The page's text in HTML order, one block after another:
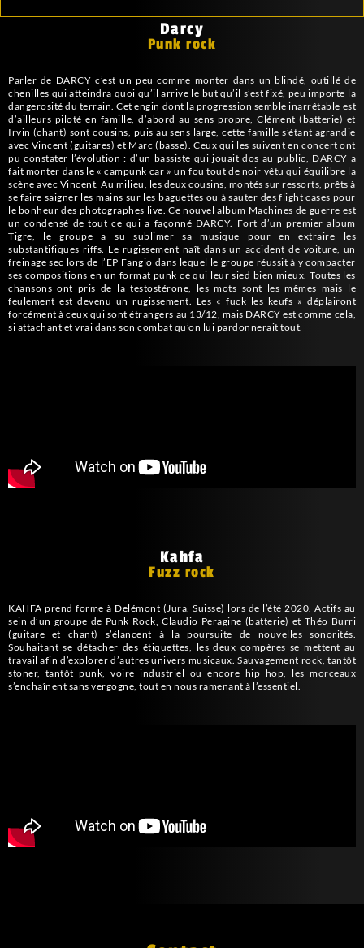
Darcy
Punk rock
Parler de DARCY c’est un peu comme monter dans un blindé, outillé de
chenilles qui atteindra quoi qu’il arrive le but qu’il s’est fixé, peu importe la
dangerosité du terrain. Cet engin dont la progression semble inarrêtable est
d’ailleurs piloté en famille, d’abord au sens propre, Clément (batterie) et
Irvin (chant) sont cousins, puis au sens large, cette famille s’étant agrandie
avec Vincent (guitares) et Marc (basse). Ceux qui les suivent en concert ont
pu constater l’évolution : d’un bassiste qui jouait dos au public, DARCY a
fait monter dans le « campunk car » un fou tout de noir vêtu qui équilibre la
scène avec Vincent. Au milieu, les deux cousins, montés sur ressorts, prêts à
se faire saigner les mains sur les baguettes ou à sauter des flight cases pour
le bonheur des photographes live. Ce nouvel album Machines de guerre est
un condensé de tout ce qui a façonné DARCY. Fort d’un premier album
Tigre, le groupe a su sublimer sa musique pour en extraire les
substantifiques riffs. Le rugissement naît dans un accident de voiture, un
freinage sec lors de l’EP Fangio dans lequel le groupe réussit à y compacter
ses compositions en un format punk ce qui leur sied bien mieux. Toutes les
chansons ont pris de la testostérone, les mots sont les mêmes mais le
feulement est devenu un rugissement. Les « fuck les keufs » déplairont
forcément à ceux qui sont étrangers au 13/12, mais DARCY est comme cela,
si attachant et vrai dans son combat qu’on lui pardonnerait tout.
Kahfa
Fuzz rock
KAHFA prend forme à Delémont (Jura, Suisse) lors de l’été 2020. Actifs au
sein d’un groupe de Punk Rock, Claudio Peragine (batterie) et Théo Burri
(guitare et chant) s’élancent à la poursuite de nouvelles sonorités.
Souhaitant se détacher des étiquettes, les deux compères se mettent au
travail afin d’explorer d’autres univers musicaux. Sauvagement rock, tantôt
stoner, tantôt punk, voire industriel ou encore hip hop, les morceaux
s’enchaînent sans vergogne, tout en nous ramenant à l’essentiel.